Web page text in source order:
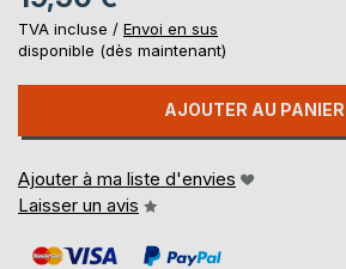
TVA incluse / Envoi en sus
disponible (dès maintenant)
AJOUTER AU PANIER
Ajouter à ma liste d'envies
Laisser un avis